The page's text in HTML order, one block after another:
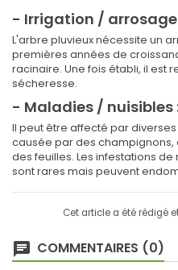
- Irrigation / arrosage
L'arbre pluvieux nécessite un
premières années de
racinaire. Une fois établi, il est
sécheresse.
- Maladies / nuisibles
Il peut être affecté par
causée par des
des feuilles. Les infestations
sont rares mais peuvent
Cet article a été rédigé
COMMENTAIRES (0)